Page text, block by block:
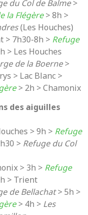
du Col de Balme>
la Flégère> 8h >
(Les Houches)
7h30-8h >Refuge
> Les Houches
de la Boerne>
> Lac Blanc >
> 2h > Chamonix
des aiguilles
> 9h >Refuge
>Refuge du Col
> 3h >Refuge
> Trient
de Bellachat> 5h >
> 4h >Les